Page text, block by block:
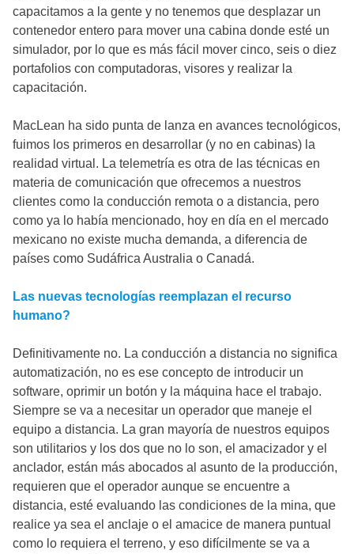
capacitamos a la gente y no tenemos que desplazar un
contenedor entero para mover una cabina donde esté un
simulador, por lo que es más fácil mover cinco, seis o diez
portafolios con computadoras, visores y realizar la
capacitación.
MacLean ha sido punta de lanza en avances tecnológicos,
fuimos los primeros en desarrollar (y no en cabinas) la
realidad virtual. La telemetría es otra de las técnicas en
materia de comunicación que ofrecemos a nuestros
clientes como la conducción remota o a distancia, pero
como ya lo había mencionado, hoy en día en el mercado
mexicano no existe mucha demanda, a diferencia de
países como Sudáfrica Australia o Canadá.
Las nuevas tecnologías reemplazan el recurso
humano?
Definitivamente no. La conducción a distancia no significa
automatización, no es ese concepto de introducir un
software, oprimir un botón y la máquina hace el trabajo.
Siempre se va a necesitar un operador que maneje el
equipo a distancia. La gran mayoría de nuestros equipos
son utilitarios y los dos que no lo son, el amacizador y el
anclador, están más abocados al asunto de la producción,
requieren que el operador aunque se encuentre a
distancia, esté evaluando las condiciones de la mina, que
realice ya sea el anclaje o el amacice de manera puntual
como lo requiera el terreno, y eso difícilmente se va a